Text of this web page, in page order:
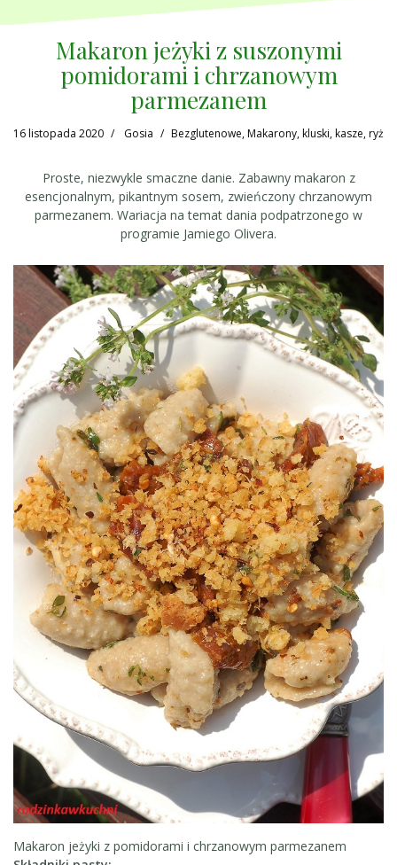
Makaron jeżyki z suszonymi
pomidorami i chrzanowym
parmezanem
16 listopada 2020 Gosia Bezglutenowe,Makarony, kluski, kasze, ryż
Proste, niezwykle smaczne danie. Zabawny makaron z
esencjonalnym, pikantnym sosem, zwieńczony chrzanowym
parmezanem. Wariacja na temat dania podpatrzonego w
programie Jamiego Olivera.
Makaron jeżyki z pomidorami i chrzanowym parmezanem